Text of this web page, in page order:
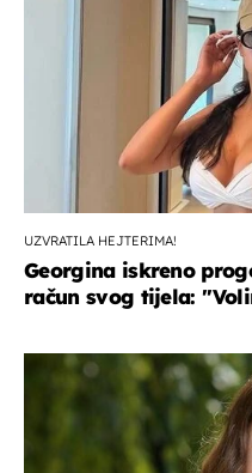
UZVRATILA HEJTERIMA!
Georgina iskreno
račun svog tijela: